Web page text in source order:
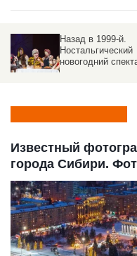
Назад в 1999-й.
Ностальгический
новогодний
Известный
города Сибири.